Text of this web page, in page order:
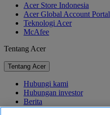
Acer Store Indonesia
Acer Global Account Portal
Teknologi Acer
McAfee
Tentang Acer
Tentang Acer
Hubungi kami
Hubungan investor
Berita
Penghargaan